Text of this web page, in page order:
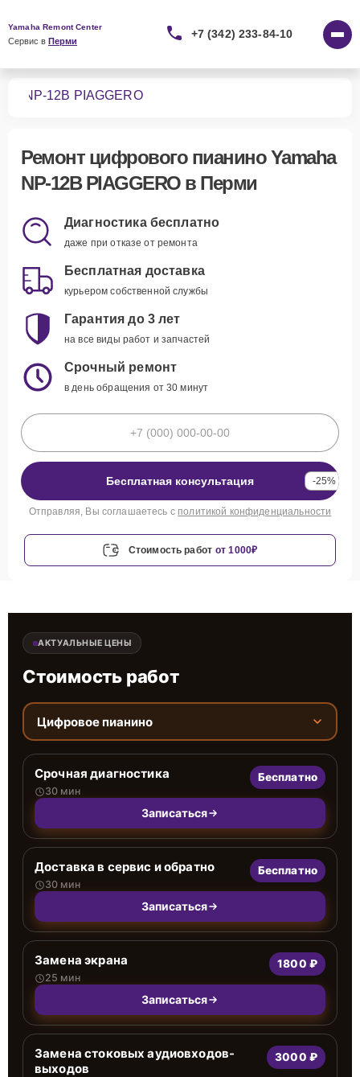
Yamaha Remont Center
Сервис в Перми
+7 (342) 233-84-10
NP-12B PIAGGERO
Ремонт цифрового пианино Yamaha
NP-12B PIAGGEROв Перми
Диагностика бесплатно
даже при отказе от ремонта
Бесплатная доставка
курьером собственной службы
Гарантия до 3 лет
на все виды работ и запчастей
Срочный ремонт
в день обращения от 30 минут
Бесплатная консультация -25%
Отправляя, Вы соглашаетесь с политикой конфиденциальности
Стоимость работ от 1000₽
АКТУАЛЬНЫЕ ЦЕНЫ
Стоимость работ
Цифровое пианино
Срочная диагностика
30 мин
Бесплатно
Записаться
Доставка в сервис и обратно
30 мин
Бесплатно
Записаться
Замена экрана
25 мин
1800 ₽
Записаться
Замена стоковых аудиовходов-
выходов
3000 ₽